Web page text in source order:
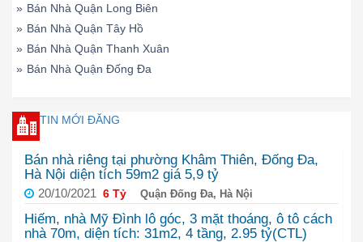
» Bán Nhà Quận Long Biên
» Bán Nhà Quận Tây Hồ
» Bán Nhà Quận Thanh Xuân
» Bán Nhà Quận Đống Đa
TIN MỚI ĐĂNG
Bán nhà riêng tại phường Khâm Thiên, Đống Đa,
Hà Nội diện tích 59m2 giá 5,9 tỷ
20/10/2021 6 Tỷ Quận Đống Đa, Hà Nội
Hiếm, nhà Mỹ Đình lô góc, 3 mặt thoáng, ô tô cách
nhà 70m, diện tích: 31m2, 4 tầng, 2.95 tỷ(CTL)